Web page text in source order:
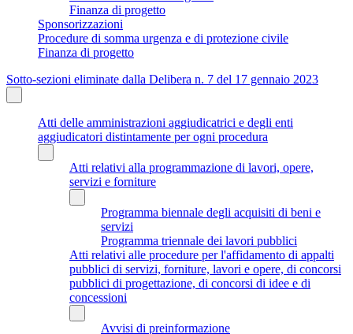
Finanza di progetto
Sponsorizzazioni
Procedure di somma urgenza e di protezione civile
Finanza di progetto
Sotto-sezioni eliminate dalla Delibera n. 7 del 17 gennaio 2023
Atti delle amministrazioni aggiudicatrici e degli enti
aggiudicatori distintamente per ogni procedura
Atti relativi alla programmazione di lavori, opere,
servizi e forniture
Programma biennale degli acquisiti di beni e
servizi
Programma triennale dei lavori pubblici
Atti relativi alle procedure per l'affidamento di appalti
pubblici di servizi, forniture, lavori e opere, di concorsi
pubblici di progettazione, di concorsi di idee e di
concessioni
Avvisi di preinformazione